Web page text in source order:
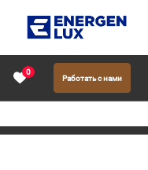
0
Работать с нами